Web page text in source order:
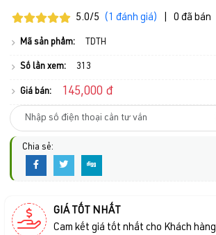
5.0/5 (1 đánh giá) 0 đã bán
Mã sản phẩm: TDTH
Số lần xem: 313
Giá bán: 145,000 đ
Chia sẻ:
GIÁ TỐT NHẤT
Cam kết giá tốt nhất cho Khách hàng